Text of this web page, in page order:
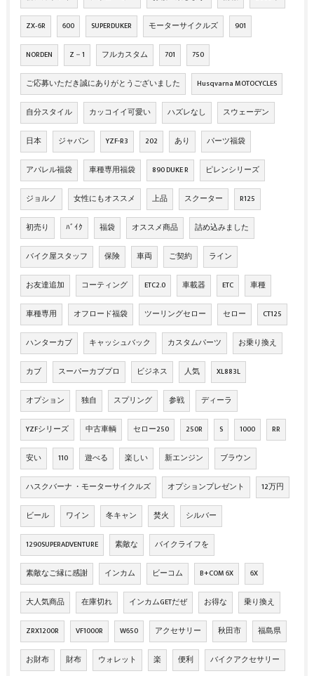
ZX‐6R 600 SUPERDUKER モーターサイクルズ 901
NORDEN Z－1 フルカスタム 701 750
ご応募いただき誠にありがとうございました Husqvarna MOTOCYCLES
自分スタイル カッコイイ可愛い ハズレなし スウェーデン
日本 ジャパン YZF-R3 202 あり パーツ福袋
アパレル福袋 車種専用福袋 890 DUKE R ピレンシリーズ
ジョルノ 女性にもオススメ 上品 スクーター R125
初売り ﾊﾞｲｸ 福袋 オススメ商品 詰め込みました
バイク屋スタッフ 保険 車両 ご契約 ライン
お友達追加 コーティング ETC2.0 車載器 ETC 車種
車種専用 オフロード福袋 ツーリングセロー セロー CT125
ハンターカブ キャッシュバック カスタムパーツ お乗り換え
カブ スーパーカブプロ ビジネス 人気 XL883L
オプション 独自 スプリング 参戦 ディーラ
YZFシリーズ 中古車輌 セロー250 250R S 1000 RR
安い 110 遊べる 楽しい 新エンジン ブラウン
ハスクバーナ ・モーターサイクルズ オプションプレゼント 12万円
ビール ワイン 冬キャン 焚火 シルバー
1290SUPERADVENTURE 素敵な バイクライフを
素敵なご縁に感謝 インカム ビーコム B+COM 6X 6X
大人気商品 在庫切れ インカムGETだぜ お得な 乗り換え
ZRX1200R VF1000R W650 アクセサリー 秋田市 福島県
お財布 財布 ウォレット 楽 便利 バイクアクセサリー